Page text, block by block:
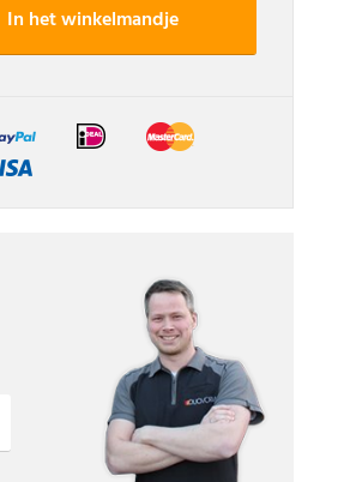
In het winkelmandje